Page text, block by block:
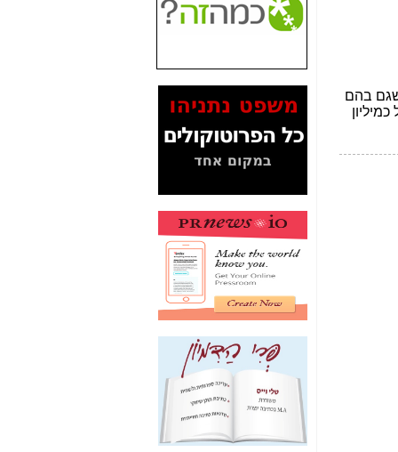
האם ביבי וקרא קבלו
בכלל תמורה עבור
המסמכים בנושא בזק-
Yes (תיק 4000)
לאיש הלא נכון! -כאן
עובדות ומסמכים
תקשורת עזר לקב'
כאן
מה מקור ה-Fake
News שהביא לתפירת
תיק לביבי והעלמת
החשודים הנכונים -כאן
אחת הרגליים של "תיק
4000 התפור"
התמוטטה היום
בניצחון (כפול) של בזק
כאן
איך כתבות מפנקות